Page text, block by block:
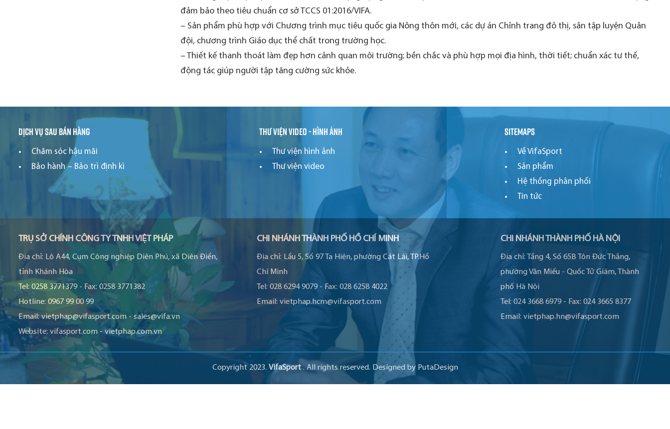
đảm bảo theo tiêu chuẩn cơ sở TCCS 01:2016/VIFA.
– Sản phẩm phù hợp với Chương trình mục tiêu quốc gia Nông thôn mới, các dự án Chỉnh trang đô thị, sân tập luyện Quân
đội, chương trình Giáo dục thể chất trong trường học.
– Thiết kế thanh thoát làm đẹp hơn cảnh quan môi trường; bền chắc và phù hợp mọi địa hình, thời tiết; chuẩn xác tư thế,
động tác giúp người tập tăng cường sức khỏe.
Dịch vụ sau bán hàng
Chăm sóc hậu mãi
Bảo hành – Bảo trì định kì
Thư viện video - hình ảnh
Thư viện hình ảnh
Thư viện video
Sitemaps
Về VifaSport
Sản phẩm
Hệ thống phân phối
Tin tức
TRỤ SỞ CHÍNH CÔNG TY TNHH VIỆT PHÁP
Địa chỉ: Lô A44, Cụm Công nghiệp Diên Phú, xã Diên Điền,
tỉnh Khánh Hòa
Tel: 0258 3771379 - Fax: 0258 3771382
Hotline: 0967 99 00 99
Email:vietphap@vifasport.com - sales@vifa.vn
Website: vifasport.com -vietphap.com.vn
CHI NHÁNH THÀNH PHỐ HỒ CHÍ MINH
Địa chỉ: Lầu 5, Số 97 Tạ Hiện, phường Cát Lái, TP.Hồ
Chí Minh
Tel:028 6294 9079 - Fax:028 6258 4022
Email:vietphap.hcm@vifasport.com
CHI NHÁNH THÀNH PHỐ HÀ NỘI
Địa chỉ:
Tầng 4, Số 65B Tôn Đức Thắng,
phường Văn Miếu - Quốc Tử Giám, Thành
phố Hà Nội
Tel: 024 3668 6979- Fax: 024 3665 8377
Email: vietphap.hn@vifasport.com
Copyright 2023. VifaSport. All rights reserved. Designed by PutaDesign